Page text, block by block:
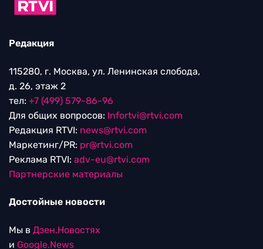
Редакция
115280, г. Москва, ул. Ленинская слобода,
д. 26, этаж 2
тел: +7 (499) 579-86-96
Для общих вопросов: Infortvi@rtvi.com
Редакция RTVI: news@rtvi.com
Маркетинг/PR: pr@rtvi.com
Реклама RTVI: adv-eu@rtvi.com
Партнерские материалы
Достойные новости
Мы в Дзен.Новостях
и Google.News